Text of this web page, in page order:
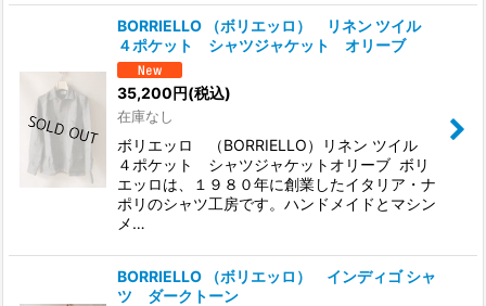
BORRIELLO （ボリエッロ） リネン ツイル
４ポケット シャツジャケット オリーブ
35,200円(税込)
在庫なし
ボリエッロ （BORRIELLO）リネン ツイル
４ポケット シャツジャケットオリーブ ボリ
エッロは、１９８０年に創業したイタリア・ナ
ポリのシャツ工房です。ハンドメイドとマシン
メ…
BORRIELLO （ボリエッロ） インディゴ シャ
ツ ダークトーン